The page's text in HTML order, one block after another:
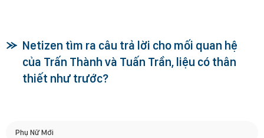
Netizen tìm ra câu trả lời cho mối quan hệ
của Trấn Thành và Tuấn Trần, liệu có thân
thiết như trước?
Phụ Nữ Mới